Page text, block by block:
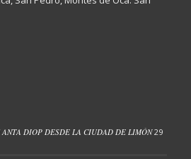
DIOP DESDE LA CIUDAD DE LIMÓN 29